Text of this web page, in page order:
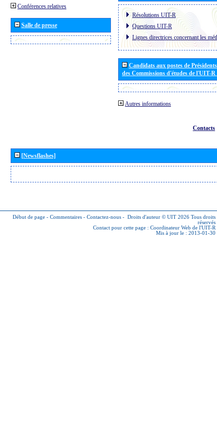
Conférences relatives
Salle de presse
Résolutions UIT-R
Questions UIT-R
Lignes directrices concernant les
Candidats aux postes de
des Commissions d'études de l'UIT-
Autres informations
Contacts
[Newsflashes]
Début de page - Commentaires - Contactez-nous - Droits d'auteur © UIT 2026 Tous droits
réservés
Contact pour cette page : Coordinateur Web de l'UIT-R
Mis à jour le : 2013-01-30